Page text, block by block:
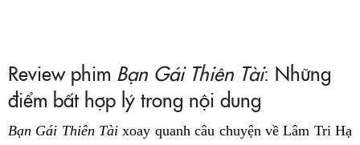
Review phim Bạn Gái Thiên Tài: Những
điểm bất hợp lý trong nội dung
Bạn Gái Thiên Tài xoay quanh câu chuyện về Lâm Tri Hạ